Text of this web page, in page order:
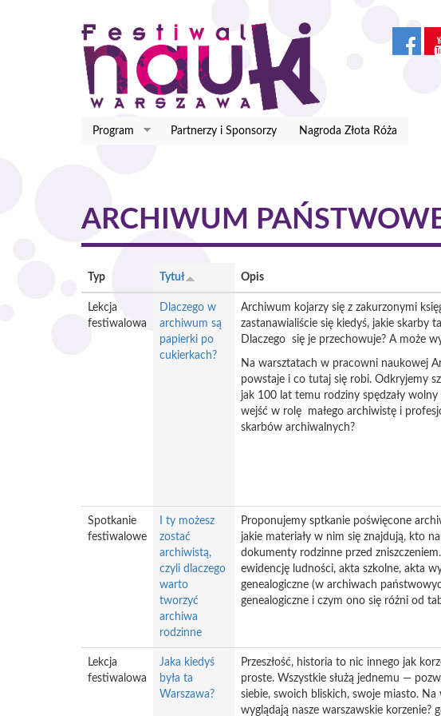
Program Partnerzy i Sponsorzy Nagroda Złota Róża
ARCHIWUM
Typ Tytuł Opis
Lekcja
festiwalowa
Dlaczego w
archiwum są
papierki po
cukierkach?
Archiwum kojarzy się z zakurzonymi
zastanawialiście się kiedyś, jakie skarby
Dlaczego się je przechowuje? A może
Na warsztatach w pracowni naukowej
powstaje i co tutaj się robi. Odkryjemy
jak 100 lat temu rodziny spędzały
wejść w rolę małego archiwistę i
skarbów archiwalnych?
Spotkanie
festiwalowe
I ty możesz
zostać
archiwistą,
czyli dlaczego
warto
tworzyć
archiwa
rodzinne
Proponujemy sptkanie poświęcone
jakie materiały w nim się znajdują, kto
dokumenty rodzinne przed
ewidencję ludności, akta szkolne, akta
genealogiczne (w archiwach
genealogiczne i czym ono się różni od
Lekcja
festiwalowa
Jaka kiedyś
była ta
Warszawa?
Przeszłość, historia to nic innego jak
proste. Wszystkie służą jednemu —
siebie, swoich bliskich, swoje miasto.
wyglądają nasze warszawskie korzenie?